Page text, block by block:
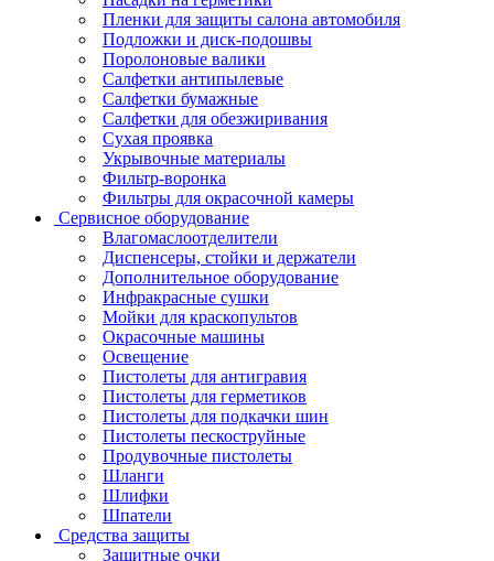
Пленки для защиты салона автомобиля
Подложки и диск-подошвы
Поролоновые валики
Салфетки антипылевые
Салфетки бумажные
Салфетки для обезжиривания
Сухая проявка
Укрывочные материалы
Фильтр-воронка
Фильтры для окрасочной камеры
Сервисное оборудование
Влагомаслоотделители
Диспенсеры, стойки и держатели
Дополнительное оборудование
Инфракрасные сушки
Мойки для краскопультов
Окрасочные машины
Освещение
Пистолеты для антигравия
Пистолеты для герметиков
Пистолеты для подкачки шин
Пистолеты пескоструйные
Продувочные пистолеты
Шланги
Шлифки
Шпатели
Средства защиты
Защитные очки